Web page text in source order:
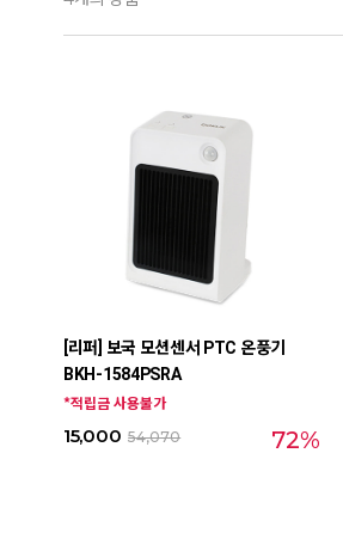
[리퍼] 보국 모션센서 PTC 온풍기
BKH-1584PSRA
*적립금 사용불가
72%
15,000 54,070